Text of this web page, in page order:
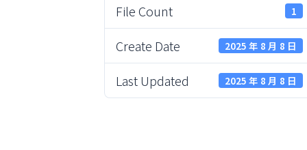
File Count 1
Create Date 2025 年 8 月 8 日
Last Updated 2025 年 8 月 8 日